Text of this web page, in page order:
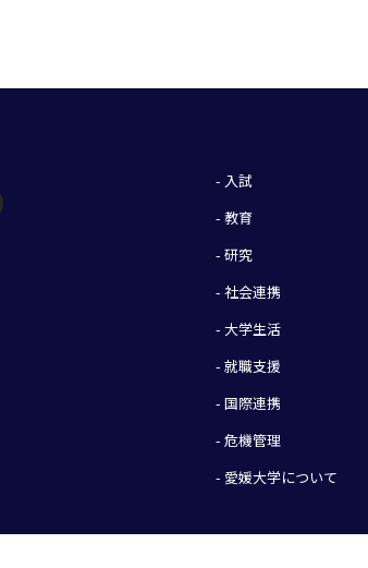
- 入試
- 教育
- 研究
- 社会連携
- 大学生活
- 就職支援
- 国際連携
- 危機管理
- 愛媛大学について